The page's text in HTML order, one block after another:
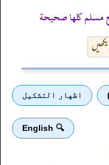
كلها صحيحة
اظهار التشكيل
🔍 English